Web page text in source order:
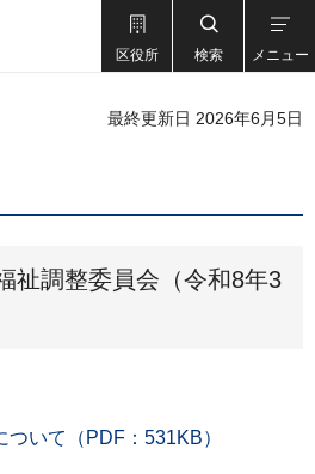
区役所 検索 メニュー
最終更新日 2026年6月5日
祉調整委員会（令和8年3
いて（PDF：531KB）